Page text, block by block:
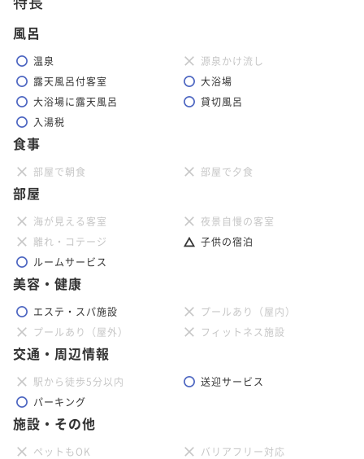
風呂
温泉
源泉かけ流し
露天風呂付客室
大浴場
大浴場に露天風呂
貸切風呂
入湯税
食事
部屋で朝食 部屋で夕食
部屋
海が見える客室
夜景自慢の客室
離れ・コテージ
子供の宿泊
ルームサービス
美容・健康
エステ・スパ施設
プールあり（屋内）
プールあり（屋外）
フィットネス施設
交通・周辺情報
駅から徒歩5分以内
送迎サービス
パーキング
施設・その他
ペットもOK
バリアフリー対応